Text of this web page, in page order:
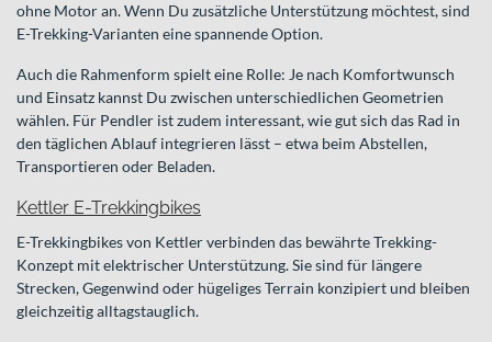
ohne Motor an. Wenn Du zusätzliche Unterstützung möchtest, sind
E-Trekking-Varianten eine spannende Option.
Auch die Rahmenform spielt eine Rolle: Je nach Komfortwunsch
und Einsatz kannst Du zwischen unterschiedlichen Geometrien
wählen. Für Pendler ist zudem interessant, wie gut sich das Rad in
den täglichen Ablauf integrieren lässt – etwa beim Abstellen,
Transportieren oder Beladen.
Kettler E-Trekkingbikes
E-Trekkingbikes von Kettler verbinden das bewährte Trekking-
Konzept mit elektrischer Unterstützung. Sie sind für längere
Strecken, Gegenwind oder hügeliges Terrain konzipiert und bleiben
gleichzeitig alltagstauglich.